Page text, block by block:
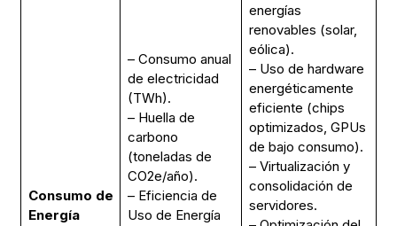
Consumo de
Energía
– Consumo anual
de electricidad
(TWh).
– Huella de
carbono
(toneladas de
CO2e/año).
– Eficiencia de
Uso de Energía
energías
renovables (solar,
eólica).
– Uso de hardware
energéticamente
eficiente (chips
optimizados, GPUs
de bajo consumo).
– Virtualización y
consolidación de
servidores.